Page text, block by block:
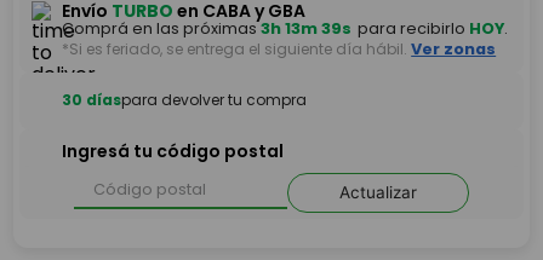
Envío TURBO en CABA y GBA
Comprá en las próximas3h 13m 39s para recibirlo HOY.
*Si es feriado, se entrega el siguiente día hábil. Ver zonas
30 díaspara devolver tu compra
Ingresá tu código postal
Actualizar